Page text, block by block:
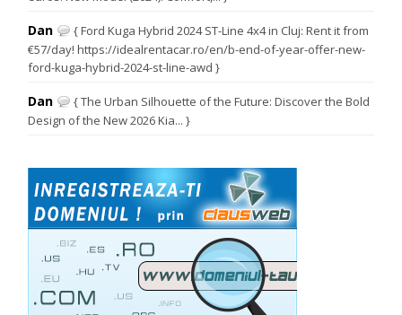
Dan
{ Ford Kuga Hybrid 2024 ST-Line 4x4 in Cluj: Rent it from
€57/day! https://idealrentacar.ro/en/b-end-of-year-offer-new-
ford-kuga-hybrid-2024-st-line-awd }
Dan
{ The Urban Silhouette of the Future: Discover the Bold
Design of the New 2026 Kia... }